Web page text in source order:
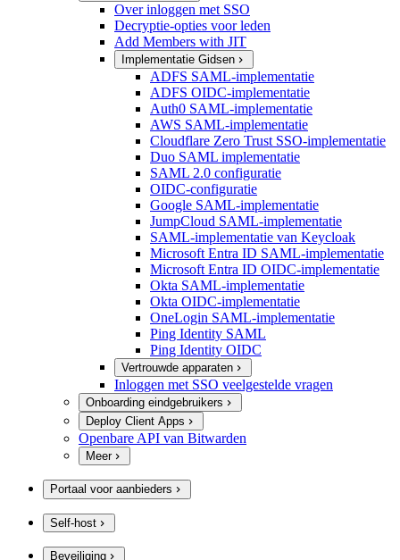
Over inloggen met SSO
Decryptie-opties voor leden
Add Members with JIT
Implementatie Gidsen
ADFS SAML-implementatie
ADFS OIDC-implementatie
Auth0 SAML-implementatie
AWS SAML-implementatie
Cloudflare Zero Trust SSO-implementatie
Duo SAML implementatie
SAML 2.0 configuratie
OIDC-configuratie
Google SAML-implementatie
JumpCloud SAML-implementatie
SAML-implementatie van Keycloak
Microsoft Entra ID SAML-implementatie
Microsoft Entra ID OIDC-implementatie
Okta SAML-implementatie
Okta OIDC-implementatie
OneLogin SAML-implementatie
Ping Identity SAML
Ping Identity OIDC
Vertrouwde apparaten
Inloggen met SSO veelgestelde vragen
Onboarding eindgebruikers
Deploy Client Apps
Openbare API van Bitwarden
Meer
Portaal voor aanbieders
Self-host
Beveiliging